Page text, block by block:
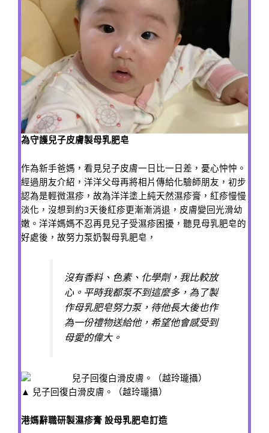
為守護兒子皮膚製母乳肥皂
作為新手爸媽，看見兒子皮膚一日比一日差，憂心忡忡。
經過朋友介紹，洋洋父母再將相片傳給化驗師朋友，初步
認為是輕微濕疹，故為洋洋塗上純天然濕疹膏，紅疹慢慢
淡化，沒想到約3天後紅疹更漸漸消退，皮膚變回光滑幼
嫩。洋洋媽媽不忍再見兒子受濕疹困擾，聽見母乳肥皂的
好處後，故努力泵奶製母乳肥皂，
沒有香料、色素、化學劑，我比較放
心。平時我都泵不到這麼多，為了製
作母乳肥皂努力泵，待他長大後也作
為一份禮物送給他，希望他會感受到
母愛的偉大。
▲ 兒子回復白滑皮膚。（越玲瓏攝）
港媽辭職研製濕疹膏 設母乳肥皂訂造